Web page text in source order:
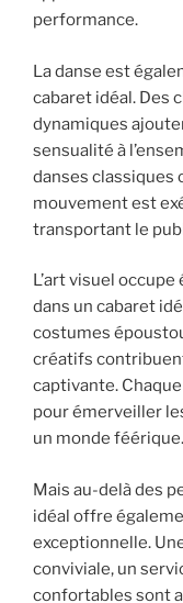
performance.
La danse est
cabaret idéal. Des
dynamiques
sensualité à
danses classiques
mouvement est
transportant le
L’art visuel
dans un cabaret
costumes
créatifs
captivante.
pour émerveiller
un monde féérique.
Mais au-delà des
idéal offre
exceptionnelle.
conviviale, un
confortables sont